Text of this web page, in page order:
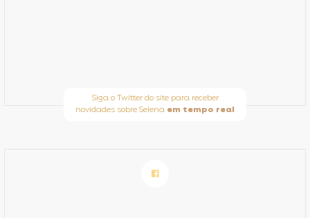
Siga o Twitter do site para receber
novidades sobre Selena em tempo real